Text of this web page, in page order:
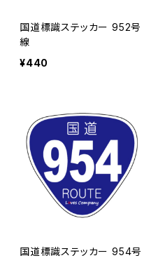
国道標識ステッカー 952号
線
¥440
国道標識ステッカー 954号